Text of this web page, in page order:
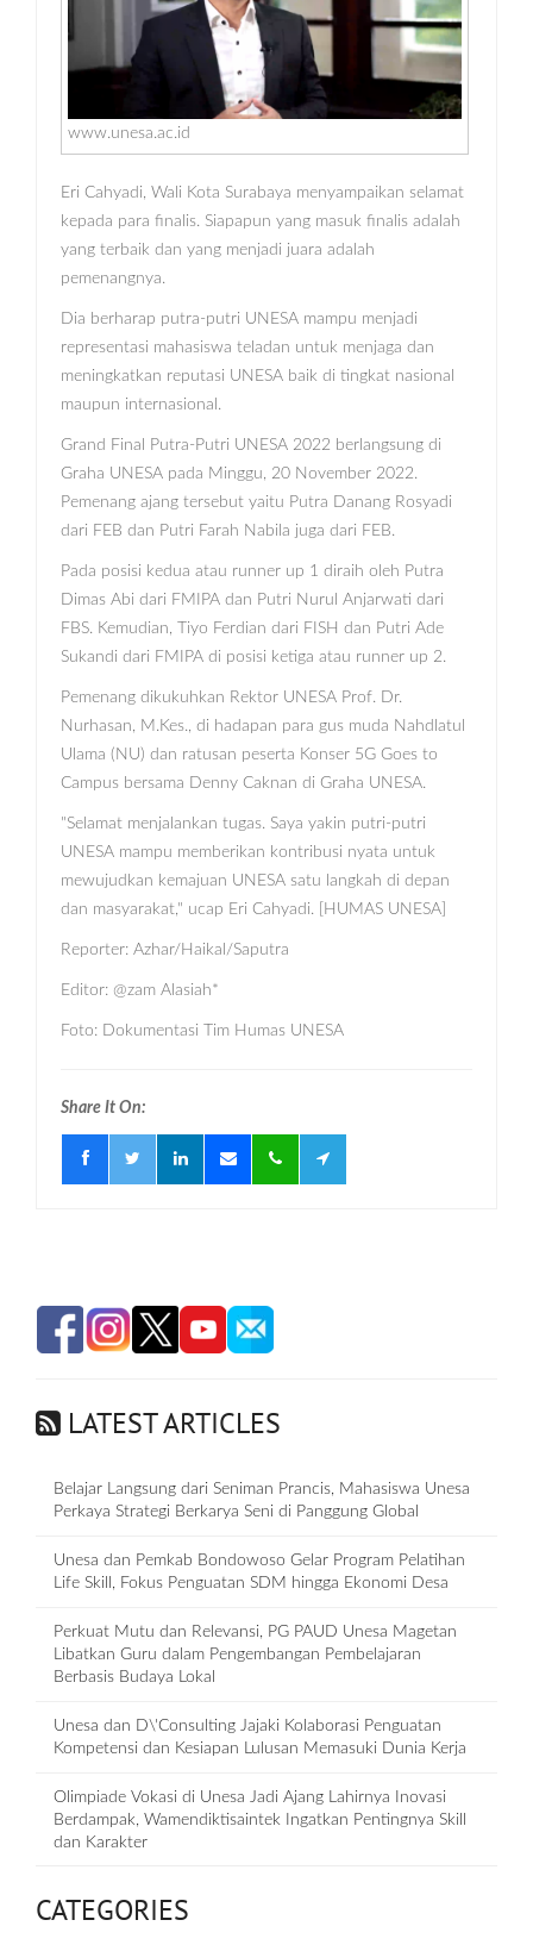
www.unesa.ac.id
Eri Cahyadi, Wali Kota Surabaya menyampaikan selamat
kepada para finalis. Siapapun yang masuk finalis adalah
yang terbaik dan yang menjadi juara adalah
pemenangnya.
Dia berharap putra-putri UNESA mampu menjadi
representasi mahasiswa teladan untuk menjaga dan
meningkatkan reputasi UNESA baik di tingkat nasional
maupun internasional.
Grand Final Putra-Putri UNESA 2022 berlangsung di
Graha UNESA pada Minggu, 20 November 2022.
Pemenang ajang tersebut yaitu Putra Danang Rosyadi
dari FEB dan Putri Farah Nabila juga dari FEB.
Pada posisi kedua atau runner up 1 diraih oleh Putra
Dimas Abi dari FMIPA dan Putri Nurul Anjarwati dari
FBS. Kemudian, Tiyo Ferdian dari FISH dan Putri Ade
Sukandi dari FMIPA di posisi ketiga atau runner up 2.
Pemenang dikukuhkan Rektor UNESA Prof. Dr.
Nurhasan, M.Kes., di hadapan para gus muda Nahdlatul
Ulama (NU) dan ratusan peserta Konser 5G Goes to
Campus bersama Denny Caknan di Graha UNESA.
"Selamat menjalankan tugas. Saya yakin putri-putri
UNESA mampu memberikan kontribusi nyata untuk
mewujudkan kemajuan UNESA satu langkah di depan
dan masyarakat," ucap Eri Cahyadi. [HUMAS UNESA]
Reporter: Azhar/Haikal/Saputra
Editor: @zam Alasiah*
Foto: Dokumentasi Tim Humas UNESA
Share It On:
LATEST ARTICLES
Belajar Langsung dari Seniman Prancis, Mahasiswa Unesa
Perkaya Strategi Berkarya Seni di Panggung Global
Unesa dan Pemkab Bondowoso Gelar Program Pelatihan
Life Skill, Fokus Penguatan SDM hingga Ekonomi Desa
Perkuat Mutu dan Relevansi, PG PAUD Unesa Magetan
Libatkan Guru dalam Pengembangan Pembelajaran
Berbasis Budaya Lokal
Unesa dan D\'Consulting Jajaki Kolaborasi Penguatan
Kompetensi dan Kesiapan Lulusan Memasuki Dunia Kerja
Olimpiade Vokasi di Unesa Jadi Ajang Lahirnya Inovasi
Berdampak, Wamendiktisaintek Ingatkan Pentingnya Skill
dan Karakter
CATEGORIES